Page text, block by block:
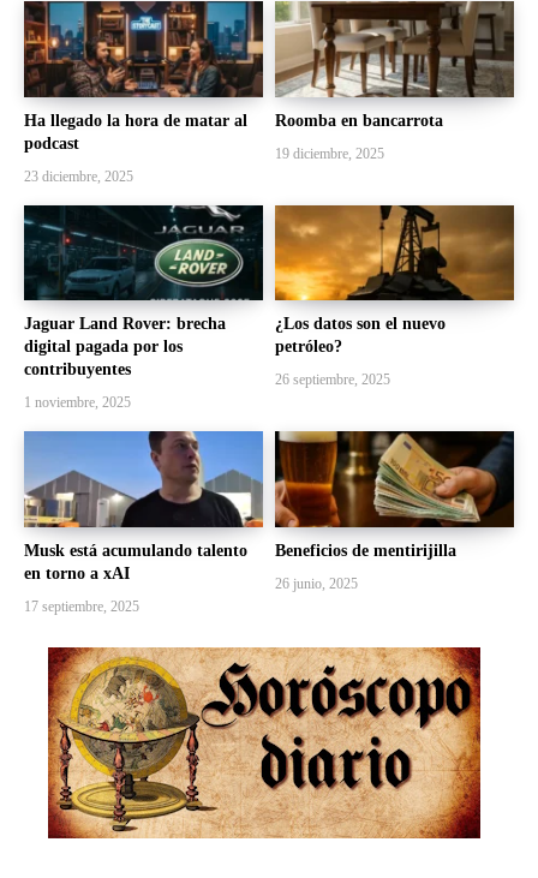
Ha llegado la hora de matar al
podcast
23 diciembre, 2025
Roomba en bancarrota
19 diciembre, 2025
Jaguar Land Rover: brecha
digital pagada por los
contribuyentes
1 noviembre, 2025
¿Los datos son el nuevo
petróleo?
26 septiembre, 2025
Musk está acumulando talento
en torno a xAI
17 septiembre, 2025
Beneficios de mentirijilla
26 junio, 2025